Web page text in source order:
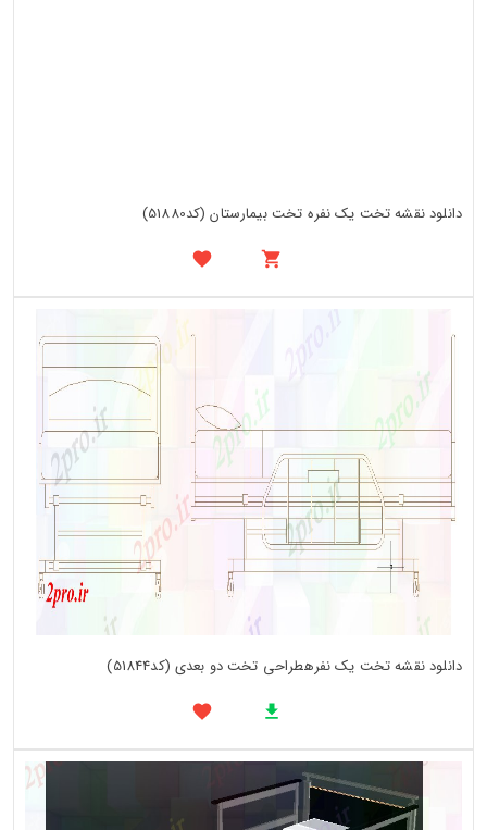
دانلود نقشه تخت یک نفره تخت بیمارستان (کد51880)
دانلود نقشه تخت یک نفرهطراحی تخت دو بعدی (کد51844)